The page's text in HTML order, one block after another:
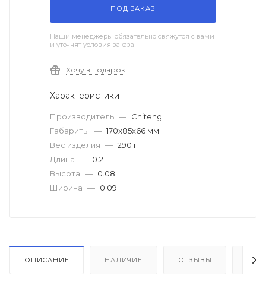
ПОД ЗАКАЗ
Наши менеджеры обязательно свяжутся с вами
и уточнят условия заказа
Хочу в подарок
Характеристики
Производитель — Chiteng
Габариты — 170x85x66 мм
Вес изделия — 290 г
Длина — 0.21
Высота — 0.08
Ширина — 0.09
ОПИСАНИЕ НАЛИЧИЕ ОТЗЫВЫ